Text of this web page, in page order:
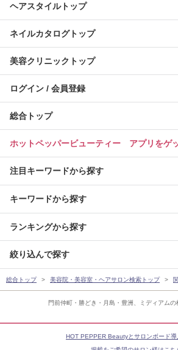
門前仲町・勝どき・月島・豊洲、ミディアムの
ヘアスタイルトップ
ネイルカタログトップ
美容クリニックトップ
ログイン / 会員登録
総合トップ
ホットペッパービューティー アプリをゲ
注目キーワードから探す
キーワードから探す
ランキングから探す
絞り込んで探す
総合トップ 美容院・美容室・ヘアサロン検索トップ
HOT PEPPER Beautyとサロンボード導